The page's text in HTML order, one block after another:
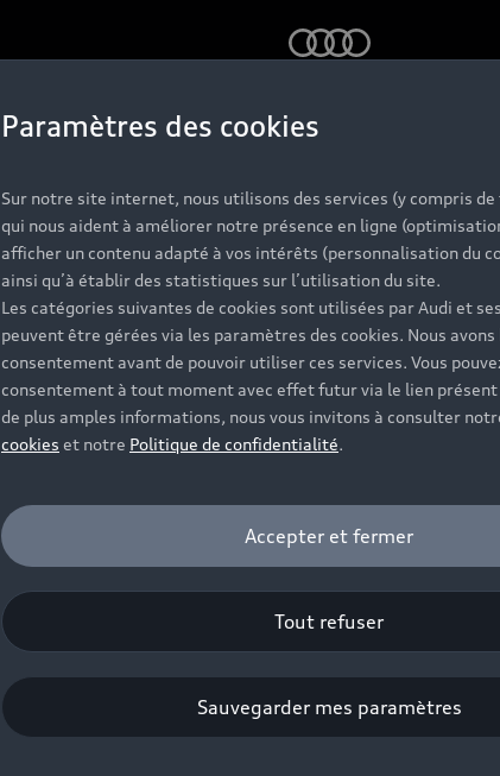
Paramètres des cookies
Sur notre site internet, nous utilisons des services (y compris
qui nous aident à améliorer notre présence en ligne
afficher un contenu adapté à vos intérêts (personnalisation du
ainsi qu’à établir des statistiques sur l’utilisation du site.
Les catégories suivantes de cookies sont utilisées par Audi et
peuvent être gérées via les paramètres des cookies. Nous
consentement avant de pouvoir utiliser ces services. Vous
consentement à tout moment avec effet futur via le lien présent
de plus amples informations, nous vous invitons à consulter
cookies et notre Politique de confidentialité.
Accepter et fermer
Tout refuser
Sauvegarder mes paramètres